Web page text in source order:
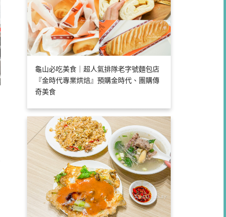
龜山必吃美食｜超人氣排隊老字號麵包店
『金時代專業烘焙』預購金時代、團購傳
奇美食